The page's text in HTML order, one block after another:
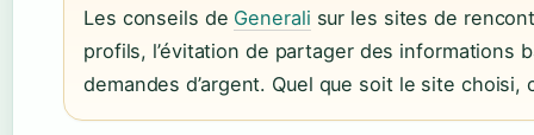
Les conseils de Generali sur les sites de
profils, l’évitation de partager des informations
demandes d’argent. Quel que soit le site choisi,